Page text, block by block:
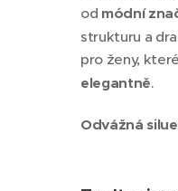
od módní
strukturu a
pro ženy,
elegantně.
Odvážná